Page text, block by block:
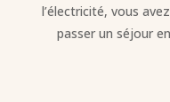
l’électricité, vous
passer un séjour